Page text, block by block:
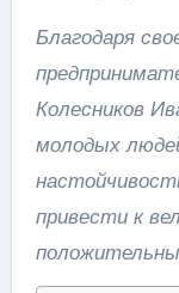
Благодаря
Колесников
молодых
привести к